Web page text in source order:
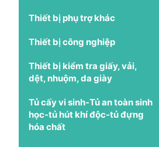
Thiết bị phụ trợ khác
Thiết bị công nghiệp
Thiết bị kiểm tra giấy, vải,
dệt, nhuộm, da giày
Tủ cấy vi sinh-Tủ an toàn sinh
học-tủ hút khí độc-tủ đựng
hóa chất